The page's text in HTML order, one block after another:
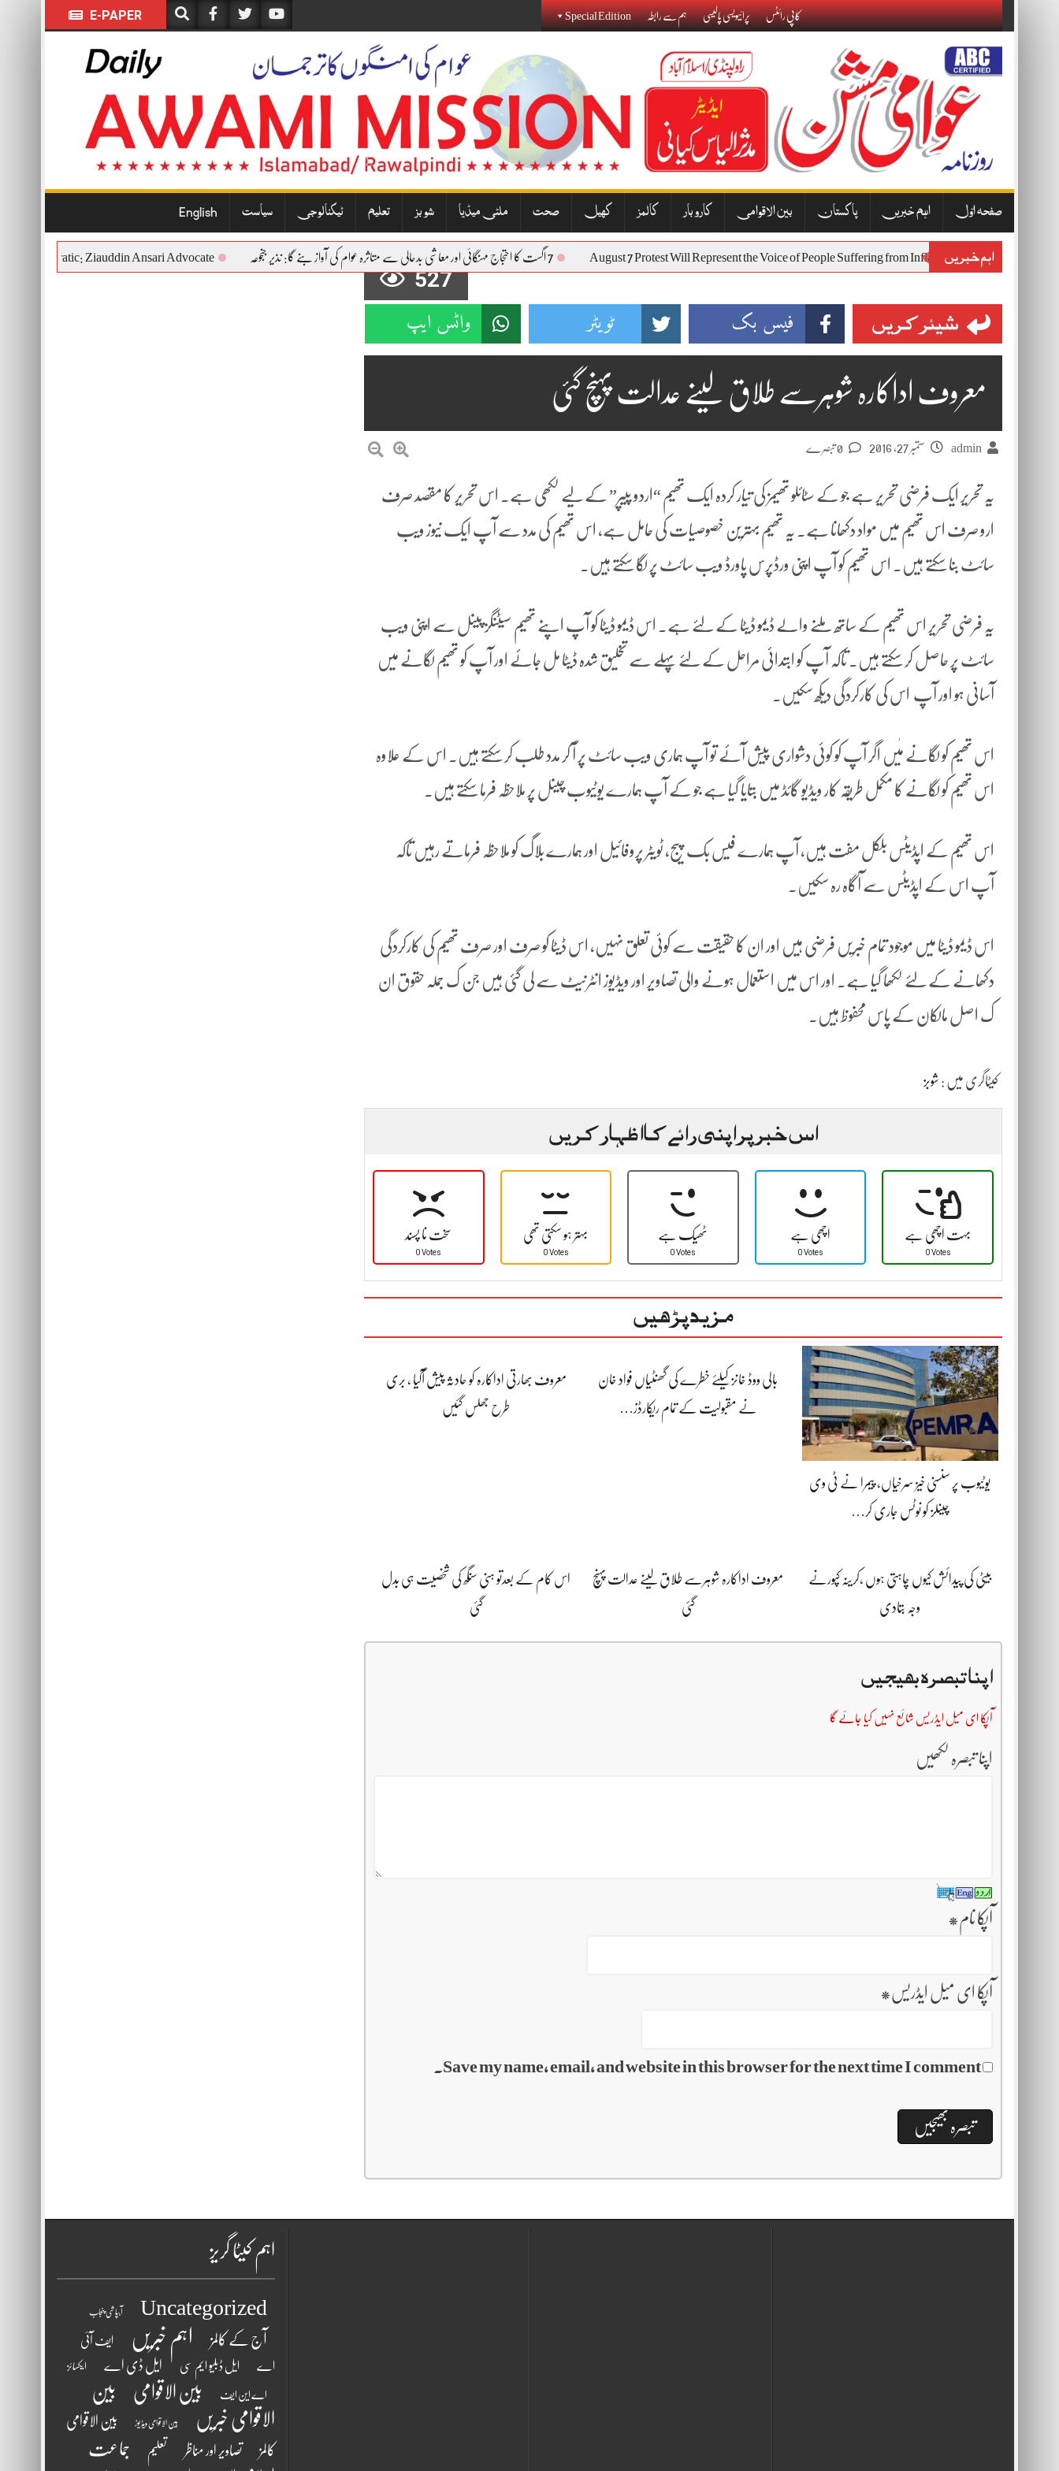
E-PAPER کاپی رائٹس پرائیویسی پالیسی ہم سے رابطہ Special Edition
صفحہ اوّل اہم خبریں پاکستان بین الاقوامی کاروبار کالمز کھیل صحت ملٹی میڈیا شوبز تعلیم ٹیکنالوجی سیاست English
اہم خبریں
August 7 Protest Will Represent the Voice of People Suffering from Inflation and Economic
and Democratic: Ziauddin Ansari Advocate
527
شیئر کریں فیس بک ٹویٹر واٹس ایپ
معروف اداکارہ شوہرسے طلاق لینے عدالت پہنچ گئی
admin ستمبر 27, 2016
یہ تحریر ایک فرضی تحریر ہے جو کے سٹائلو تھیمز کی تیار کردہ ایک تھیم “اردو پیپر” کے لیے لکھی ہے۔ اس تحریر کا مقصد صرف
ارو صرف اس تھیم میں مواد دکھانا ہے۔ یہ تھیم بہترین خصوصیات کی حامل ہے، اس تھیم کی مدد سے آپ ایک نیوز ویب
سائٹ بنا سکتے ہیں۔ اس تھیم کو آپ اپنی ورڈپرس پاورڈ ویب سائٹ پر لگا سکتے ہیں۔
یہ فرضی تحریر اس تھیم کے ساتھ ملنے والے ڈیمو ڈیٹا کے لئے ہے۔ اس ڈیمو ڈیٹا کو آپ اپنے تھیم سیٹنگز پینل سے اپنی ویب
سائٹ پر حاصل کر سکتے ہیں۔ تاکہ آپ کو ابتدائی مراحل کے لئے پہلے سے تخلیق شدہ ڈیٹا مل جائے اور آپ کو تھیم لگانے میں
آسانی ہو اور آپ اس کی کارکردگی دیکھ سکیں۔
اس تھیم کو لگانے مٰیں اگر آپ کو کوئی دشواری پیش آئے تو آپ ہماری ویب سائٹ پر آ کر مدد طلب کر سکتے ہیں۔ اس کے علاوہ
اس تھیم کو لگانے کا مکمل طریقہ کار ویڈیو گائڈ میں بتایا گیا ہے جو کے آپ ہمارے یوٹیوب چینل پر ملاحظہ فرما سکتے ہیں۔
اس تھیم کے اپڈیٹس بلکل مفت ہیں، آپ ہمارے فیس بک پیج، ٹویٹر پروفائیل اور ہمارے بلاگ کو ملاحظہ فرماتے رہیں تاکہ
آپ اس کے اپڈیٹس سے آگاہ رہ سکیں۔
اس ڈیمو ڈیٹا میں موجود تمام خبریں فرضی ہیں اور ان کا حقیقت سے کوئی تعلق نہیں، اس ڈیٹا کو صرف اور صرف تھیم کی کارکردگی
دکھانے کے لئے لکھا گیا ہے۔ اور اس میں استعمال ہونے والی تصاویر اور ویڈیوز انٹرنیٹ سے لی گئی ہیں جن ک جملہ حقوق ان
ک اصل مالکان کے پاس محفوظ ہیں۔
کیٹاگری میں : شوبز
اس خبر پر اپنی رائے کا اظہار کریں
سخت نا پسند
0 Votes
بہتر ہو سکتی تھی
0 Votes
ٹھیک ہے
0 Votes
اچھی ہے
0 Votes
بہت اچھی ہے
0 Votes
مزید پڑھیں
یوٹیوب پر سنسنی خیز سرخیاں، پیمرا نے ٹی وی
چینلز کو نوٹس جاری کر…
بالی ووڈ خانز کیلئے خطرے کی گھنٹیاں فواد خان
نے مقبولیت کے تمام ریکارڈز…
معروف بھارتی اداکارہ کو حادثہ پیش آگیا ، بری
طرح جھلس گئیں
بیٹی کی پیدائش کیوں چاہتی ہوں ،کرینہ کپورنے
وجہ بتادی
معروف اداکارہ شوہرسے طلاق لینے عدالت پہنچ
گئی
اس کام کے بعدتو ہنی سنگھ کی شخصیت ہی بدل
گئی
اپنا تبصرہ بھیجیں
آپکا ای میل ایڈریس شائع نہیں کیا جائے گا
اپنا تبصرہ لکھیں
آپکا نام *
آپکا ای میل ایڈریس *
Save my name, email, and website in this browser for the next time I comment.
اہم کیٹا گریز
Uncategorized آبپاشی پنجاب
آج کے کالمز اہم خبریں ایف آئی
اے ایل ڈبلیو ایم سی ایل ڈی اے ایکسائز
اے این ایف بین الاقوامی
بین
الاقوامی خبریں
بین الاقوامی ویڈیوز بین الاقوامی
کالمز تصاویر اور مناظر تعلیم
جماعت